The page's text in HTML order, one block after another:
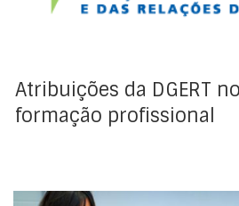
Atribuições da DGERT
formação profissional